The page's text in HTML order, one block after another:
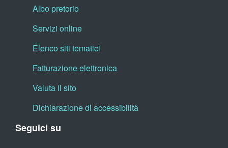
Albo pretorio
Servizi online
Elenco siti tematici
Fatturazione elettronica
Valuta il sito
Dichiarazione di accessibilità
Seguici su